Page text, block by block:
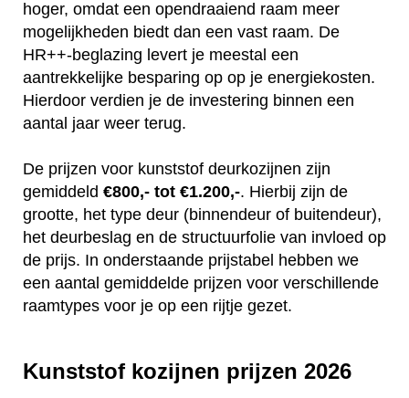
hoger, omdat een opendraaiend raam meer
mogelijkheden biedt dan een vast raam. De
HR++-beglazing levert je meestal een
aantrekkelijke besparing op op je energiekosten.
Hierdoor verdien je de investering binnen een
aantal jaar weer terug.
De prijzen voor kunststof deurkozijnen zijn
gemiddeld €800,- tot €1.200,-. Hierbij zijn de
grootte, het type deur (binnendeur of buitendeur),
het deurbeslag en de structuurfolie van invloed op
de prijs. In onderstaande prijstabel hebben we
een aantal gemiddelde prijzen voor verschillende
raamtypes voor je op een rijtje gezet.
Kunststof kozijnen prijzen 2026